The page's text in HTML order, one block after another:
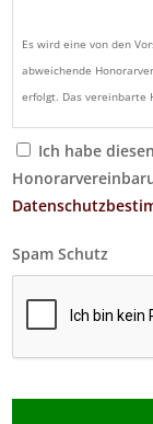
Es wird eine von den
abweichende
erfolgt. Das vereinbarte
Es wird darauf
oder die Staatskasse im
gesetzliche Vergütung
Ich habe
Spam Schutz